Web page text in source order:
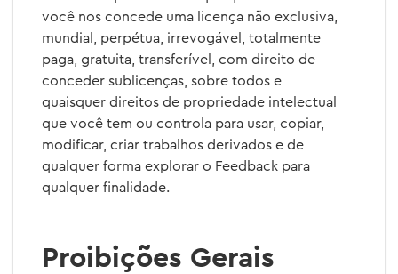
você nos concede uma licença não exclusiva,
mundial, perpétua, irrevogável, totalmente
paga, gratuita, transferível, com direito de
conceder sublicenças, sobre todos e
quaisquer direitos de propriedade intelectual
que você tem ou controla para usar, copiar,
modificar, criar trabalhos derivados e de
qualquer forma explorar o Feedback para
qualquer finalidade.
Proibições Gerais